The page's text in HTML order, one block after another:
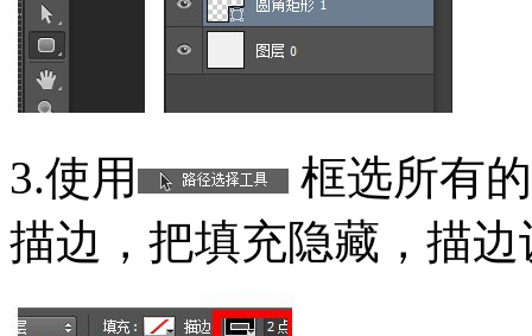
3.使用
框选所有
描边，把填充隐藏，描